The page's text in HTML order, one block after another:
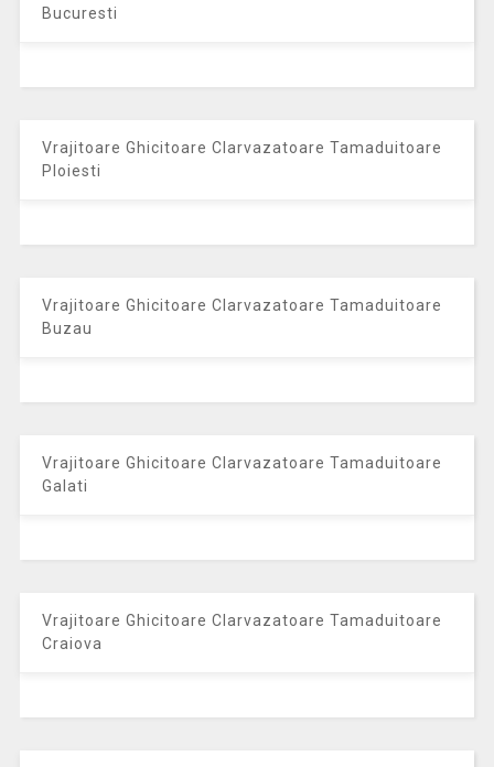
Bucuresti
Vrajitoare Ghicitoare Clarvazatoare Tamaduitoare
Ploiesti
Vrajitoare Ghicitoare Clarvazatoare Tamaduitoare
Buzau
Vrajitoare Ghicitoare Clarvazatoare Tamaduitoare
Galati
Vrajitoare Ghicitoare Clarvazatoare Tamaduitoare
Craiova